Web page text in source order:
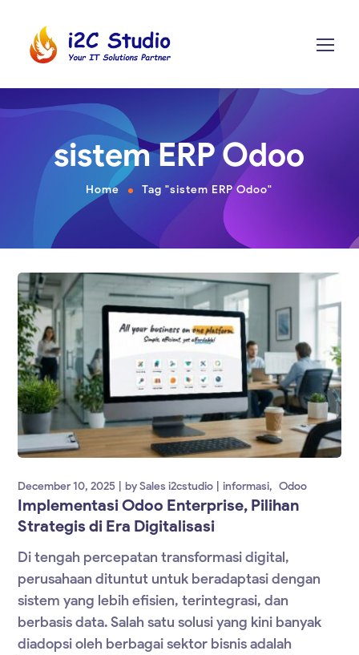
sistem ERP Odoo
Home Tag "sistem ERP Odoo"
December 10, 2025 bySales i2cstudio informasi Odoo
Implementasi Odoo Enterprise, Pilihan
Strategis di Era Digitalisasi
Di tengah percepatan transformasi digital,
perusahaan dituntut untuk beradaptasi dengan
sistem yang lebih efisien, terintegrasi, dan
berbasis data. Salah satu solusi yang kini banyak
diadopsi oleh berbagai sektor bisnis adalah